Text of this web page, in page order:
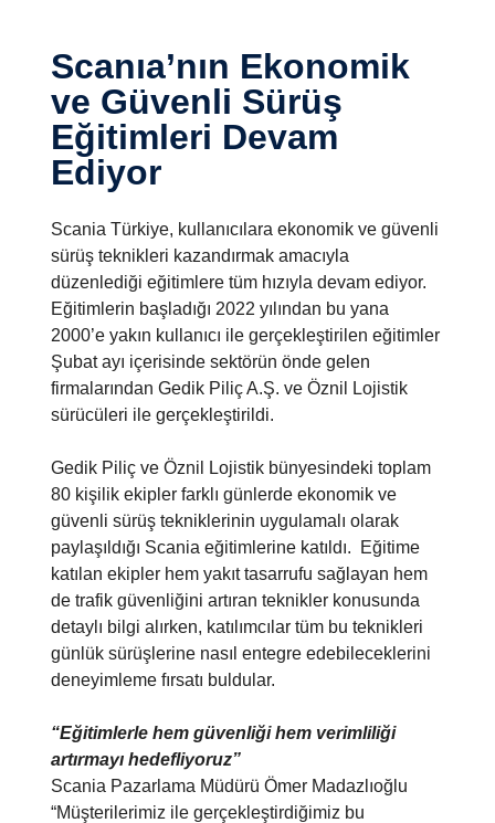
Scanıa’nın Ekonomik
ve Güvenli Sürüş
Eğitimleri Devam
Ediyor
Scania Türkiye, kullanıcılara ekonomik ve güvenli
sürüş teknikleri kazandırmak amacıyla
düzenlediği eğitimlere tüm hızıyla devam ediyor.
Eğitimlerin başladığı 2022 yılından bu yana
2000’e yakın kullanıcı ile gerçekleştirilen eğitimler
Şubat ayı içerisinde sektörün önde gelen
firmalarından Gedik Piliç A.Ş. ve Öznil Lojistik
sürücüleri ile gerçekleştirildi.
Gedik Piliç ve Öznil Lojistik bünyesindeki toplam
80 kişilik ekipler farklı günlerde ekonomik ve
güvenli sürüş tekniklerinin uygulamalı olarak
paylaşıldığı Scania eğitimlerine katıldı. Eğitime
katılan ekipler hem yakıt tasarrufu sağlayan hem
de trafik güvenliğini artıran teknikler konusunda
detaylı bilgi alırken, katılımcılar tüm bu teknikleri
günlük sürüşlerine nasıl entegre edebileceklerini
deneyimleme fırsatı buldular.
“Eğitimlerle hem güvenliği hem verimliliği
artırmayı hedefliyoruz”
Scania Pazarlama Müdürü Ömer Madazlıoğlu
“Müşterilerimiz ile gerçekleştirdiğimiz bu